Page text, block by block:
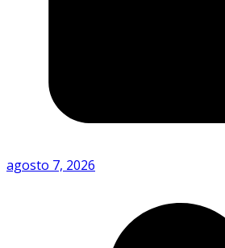
agosto 7, 2026